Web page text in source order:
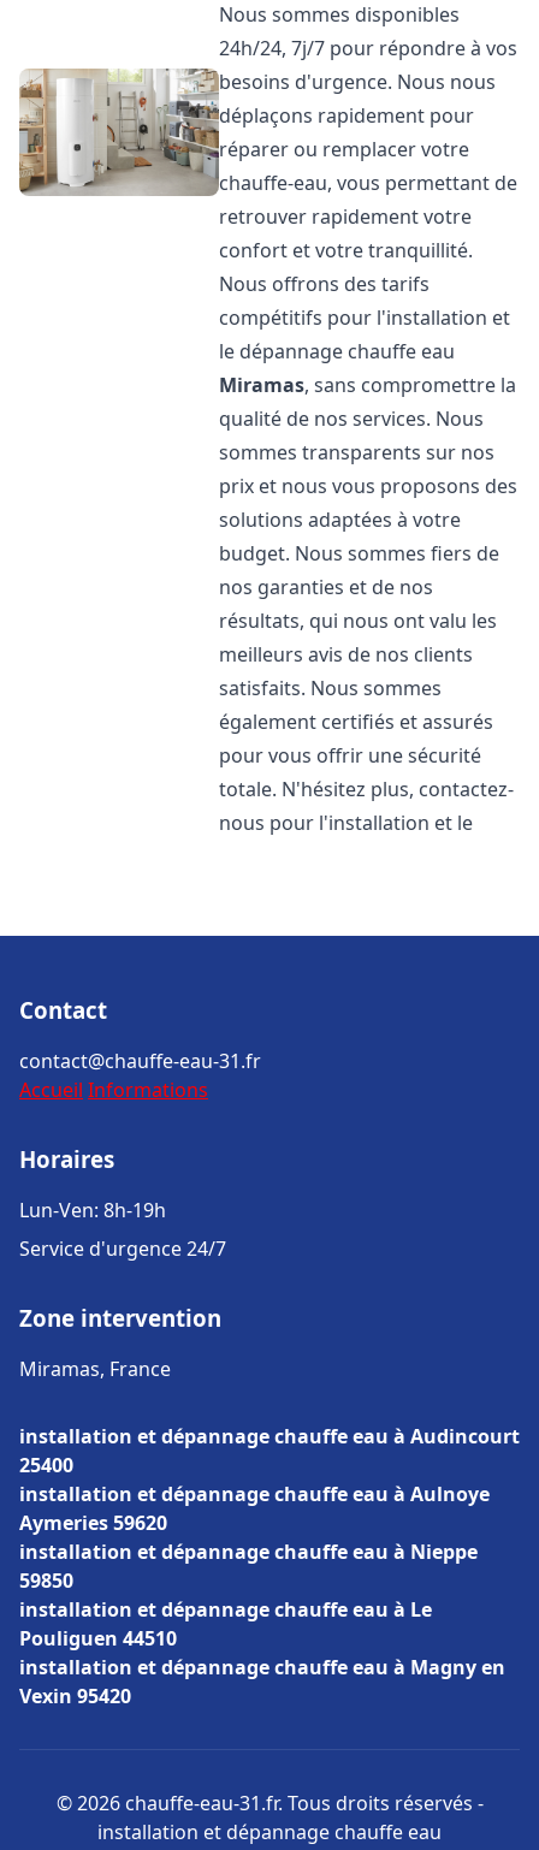
Nous sommes disponibles
24h/24, 7j/7 pour répondre à vos
besoins d'urgence. Nous nous
déplaçons rapidement pour
réparer ou remplacer votre
chauffe-eau, vous permettant de
retrouver rapidement votre
confort et votre tranquillité.
Nous offrons des tarifs
compétitifs pour l'installation et
le dépannage chauffe eau
Miramas, sans compromettre la
qualité de nos services. Nous
sommes transparents sur nos
prix et nous vous proposons des
solutions adaptées à votre
budget. Nous sommes fiers de
nos garanties et de nos
résultats, qui nous ont valu les
meilleurs avis de nos clients
satisfaits. Nous sommes
également certifiés et assurés
pour vous offrir une sécurité
totale. N'hésitez plus, contactez-
nous pour l'installation et le
Contact
contact@chauffe-eau-31.fr
Accueil Informations
Horaires
Lun-Ven: 8h-19h
Service d'urgence 24/7
Zone intervention
Miramas, France
installation et dépannage chauffe eau à Audincourt
25400
installation et dépannage chauffe eau à Aulnoye
Aymeries 59620
installation et dépannage chauffe eau à Nieppe
59850
installation et dépannage chauffe eau à Le
Pouliguen 44510
installation et dépannage chauffe eau à Magny en
Vexin 95420
© 2026 chauffe-eau-31.fr. Tous droits réservés -
installation et dépannage chauffe eau